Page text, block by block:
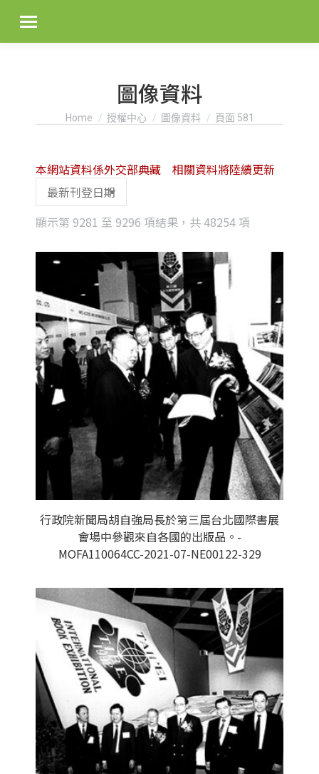
圖像資料
You are here:
Home 授權中心 圖像資料 頁面 581
顯示第 9281 至 9296 項結果，共 48254 項
latest
本網站資料係外交部典藏 相關資料將陸續更新
行政院新聞局胡自強局長於第三屆台北國際書展
會場中參觀來自各國的出版品。-
MOFA110064CC-2021-07-NE00122-329